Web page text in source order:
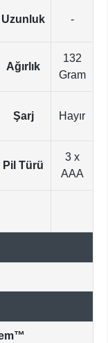
Uzunluk -
Ağırlık
132
Gram
Şarj Hayır
Pil Türü
3 x
AAA